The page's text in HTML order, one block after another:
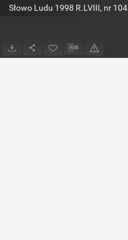
Słowo Ludu 1998 R.LVIII, nr 104